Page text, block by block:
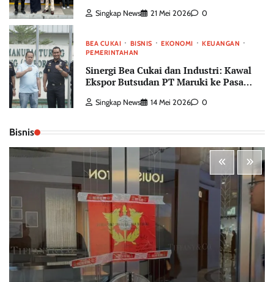
Singkap News 21 Mei 2026 0
BEA CUKAI BISNIS EKONOMI
KEUANGAN
PEMERINTAHAN
Sinergi Bea Cukai dan Industri: Kawal
Ekspor Butsudan PT Maruki ke Pasar
Singkap News 14 Mei 2026 0
Bisnis